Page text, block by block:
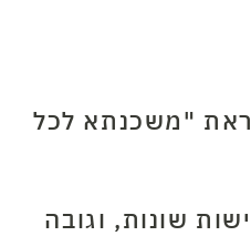
"משכנתא לכל
שונות, וגובה